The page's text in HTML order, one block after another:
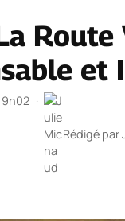
Route
et
·
Rédigé par